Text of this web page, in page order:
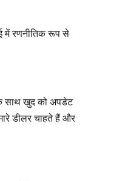
में रणनीतिक रूप से
के साथ खुद को अपडेट
डीलर चाहते हैं और